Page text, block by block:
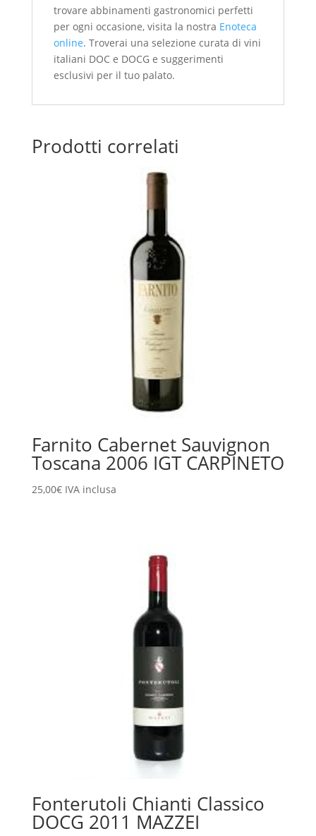
trovare abbinamenti gastronomici perfetti
per ogni occasione, visita la nostra Enoteca
online. Troverai una selezione curata di vini
italiani DOC e DOCG e suggerimenti
esclusivi per il tuo palato.
Prodotti correlati
Farnito Cabernet Sauvignon
Toscana 2006 IGT CARPINETO
25,00€ IVA inclusa
Fonterutoli Chianti Classico
DOCG 2011 MAZZEI